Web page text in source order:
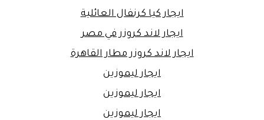
ايجار كيا كرنفال العائلية
ايجار لاند كروزر في مصر
ايجار لاند كروزر مطار القاهرة
ايجار ليموزين
ايجار ليموزين
ايجار ليموزين